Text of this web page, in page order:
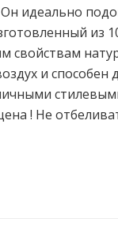
идеально
из
свойствам
и способен
! Не